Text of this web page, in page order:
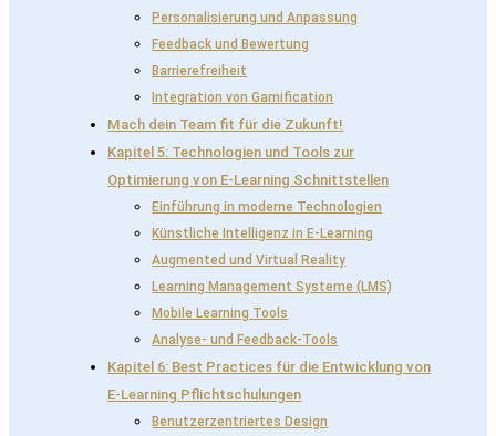
Personalisierung und Anpassung
Feedback und Bewertung
Barrierefreiheit
Integration von Gamification
Mach dein Team fit für die Zukunft!
Kapitel 5: Technologien und Tools zur
Optimierung von E-Learning Schnittstellen
Einführung in moderne Technologien
Künstliche Intelligenz in E-Learning
Augmented und Virtual Reality
Learning Management Systeme (LMS)
Mobile Learning Tools
Analyse- und Feedback-Tools
Kapitel 6: Best Practices für die Entwicklung von
E-Learning Pflichtschulungen
Benutzerzentriertes Design